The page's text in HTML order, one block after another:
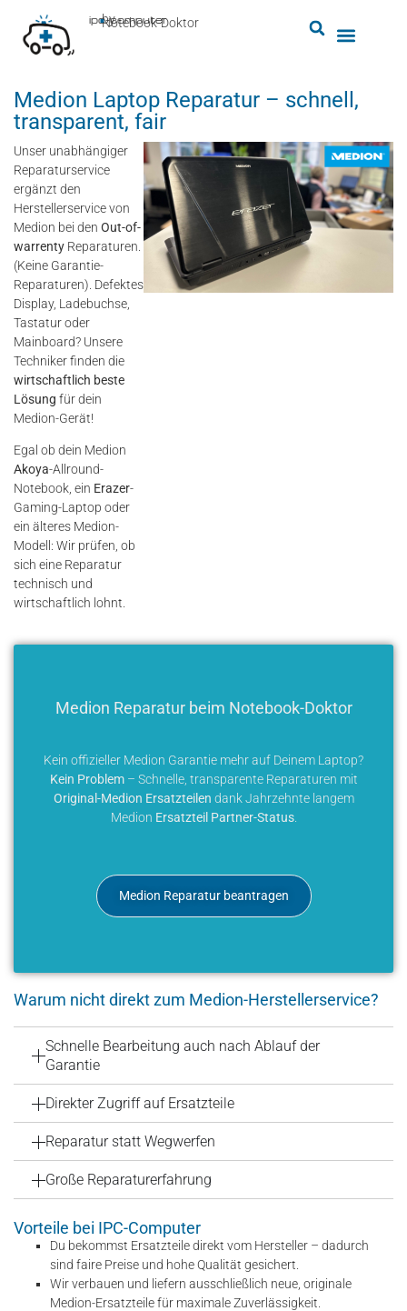
Notebook-Doktor
by
■
ipc-computer
Medion Laptop Reparatur – schnell,
transparent, fair
Unser unabhängiger
Reparaturservice
ergänzt den
Herstellerservice von
Medion bei den Out-of-
warrenty Reparaturen.
(Keine Garantie-
Reparaturen). Defektes
Display, Ladebuchse,
Tastatur oder
Mainboard? Unsere
Techniker finden die
wirtschaftlich beste
Lösung für dein
Medion-Gerät!
Egal ob dein Medion
Akoya-Allround-
Notebook, ein Erazer-
Gaming-Laptop oder
ein älteres Medion-
Modell: Wir prüfen, ob
sich eine Reparatur
technisch und
wirtschaftlich lohnt.
Medion Reparatur beim Notebook-Doktor
Kein offizieller Medion Garantie mehr auf Deinem Laptop?
Kein Problem– Schnelle, transparente Reparaturen mit
Original-Medion Ersatzteilen dank Jahrzehnte langem
Medion Ersatzteil Partner-Status.
Medion Reparatur beantragen
Warum nicht direkt zum Medion-Herstellerservice?
Schnelle Bearbeitung auch nach Ablauf der
Garantie
Direkter Zugriff auf Ersatzteile
Reparatur statt Wegwerfen
Große Reparaturerfahrung
Vorteile bei IPC-Computer
Du bekommst Ersatzteile direkt vom Hersteller – dadurch
sind faire Preise und hohe Qualität gesichert.
Wir verbauen und liefern ausschließlich neue, originale
Medion-Ersatzteile für maximale Zuverlässigkeit.